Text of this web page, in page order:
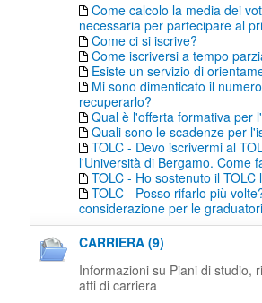
Come calcolo la media dei
necessaria per partecipare al
Come ci si iscrive?
Come iscriversi a tempo
Esiste un servizio di
Mi sono dimenticato il
recuperarlo?
Qual è l'offerta formativa per
Quali sono le scadenze per
TOLC - Devo iscrivermi al
l'Università di Bergamo. Come
TOLC - Ho sostenuto il
TOLC - Posso rifarlo più
considerazione per le
CARRIERA (9)
Informazioni su Piani di studio,
atti di carriera